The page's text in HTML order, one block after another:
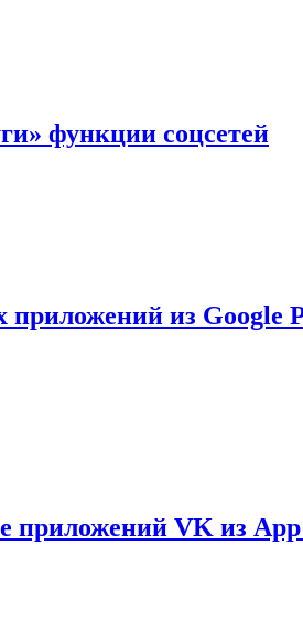
функции соцсетей
приложений из
приложений VK из